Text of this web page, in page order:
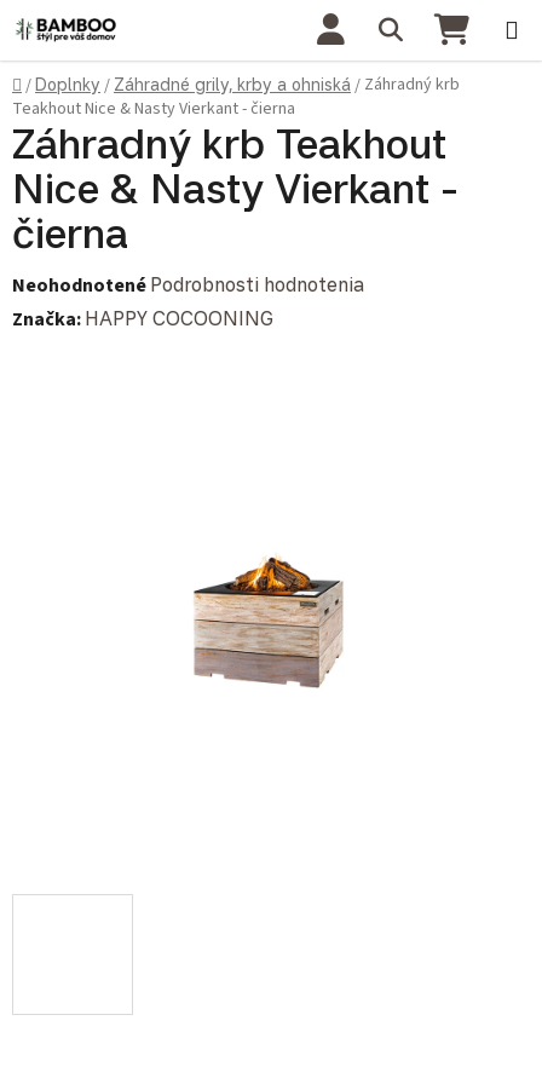
Prejsť na obsah Hľadať
Domov
/Doplnky / Záhradné grily, krby a ohniská / Záhradný krb
Teakhout Nice & Nasty Vierkant - čierna
Záhradný krb Teakhout
Nice & Nasty Vierkant -
čierna
Priemerné hodnotenie produktu je 0,0 z 5 hviezdičiek.
Neohodnotené Podrobnosti hodnotenia
Značka: HAPPY COCOONING